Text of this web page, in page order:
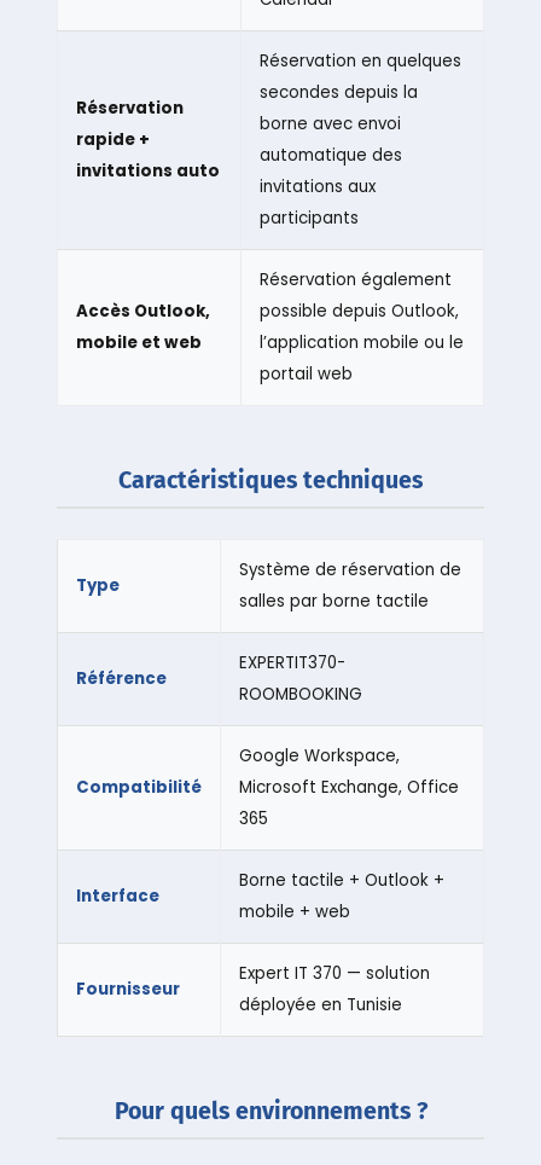
Réservation
rapide +
invitations auto
Réservation en quelques
secondes depuis la
borne avec envoi
automatique des
invitations aux
participants
Accès Outlook,
mobile et web
Réservation également
possible depuis Outlook,
l’application mobile ou le
portail web
Caractéristiques techniques
Type
Système de réservation de
salles par borne tactile
Référence
EXPERTIT370-
ROOMBOOKING
Compatibilité
Google Workspace,
Microsoft Exchange, Office
365
Interface
Borne tactile + Outlook +
mobile + web
Fournisseur
Expert IT 370 — solution
déployée en Tunisie
Pour quels environnements ?